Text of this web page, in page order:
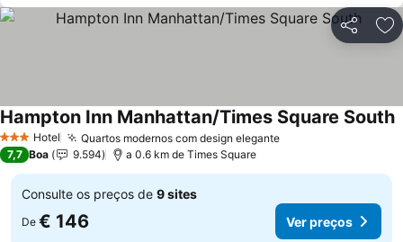
Partilhar
3 EstrelasHotel Quartos modernos com design elegante
Hampton Inn Manhattan/Times Square South
7,7 Boa 9.594 a 0.6 km de Times Square
Consulte os preços de 9 sites
De € 146 Ver preços